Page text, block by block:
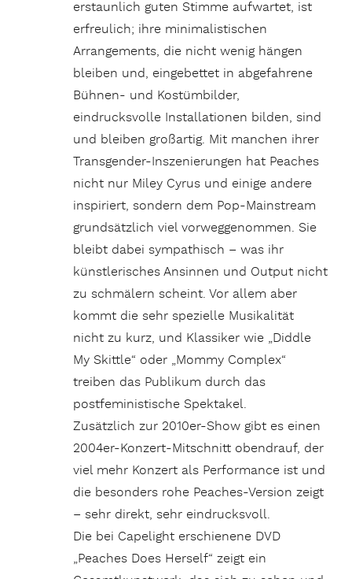
erstaunlich guten Stimme aufwartet, ist
erfreulich; ihre minimalistischen
Arrangements, die nicht wenig hängen
bleiben und, eingebettet in abgefahrene
Bühnen- und Kostümbilder,
eindrucksvolle Installationen bilden, sind
und bleiben großartig. Mit manchen ihrer
Transgender-Inszenierungen hat Peaches
nicht nur Miley Cyrus und einige andere
inspiriert, sondern dem Pop-Mainstream
grundsätzlich viel vorweggenommen. Sie
bleibt dabei sympathisch – was ihr
künstlerisches Ansinnen und Output nicht
zu schmälern scheint. Vor allem aber
kommt die sehr spezielle Musikalität
nicht zu kurz, und Klassiker wie „Diddle
My Skittle“ oder „Mommy Complex“
treiben das Publikum durch das
postfeministische Spektakel.
Zusätzlich zur 2010er-Show gibt es einen
2004er-Konzert-Mitschnitt obendrauf, der
viel mehr Konzert als Performance ist und
die besonders rohe Peaches-Version zeigt
– sehr direkt, sehr eindrucksvoll.
Die bei Capelight erschienene DVD
„Peaches Does Herself“ zeigt ein